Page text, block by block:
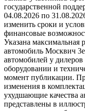
государственной
04.08.2026 по
изменить сроки и
финансовые
Указана максимальная
автомобиль Москвич
автомобилей у
оборудовании и
момент публикации.
изменения в
ухудшающие качества
представлены в